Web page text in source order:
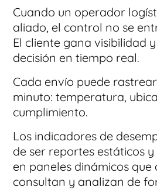
Cuando un operador
aliado, el control no se
El cliente gana visibilidad
decisión en tiempo real.
Cada envío puede
minuto: temperatura,
cumplimiento.
Los indicadores de
de ser reportes estáticos
en paneles dinámicos que
consultan y analizan de